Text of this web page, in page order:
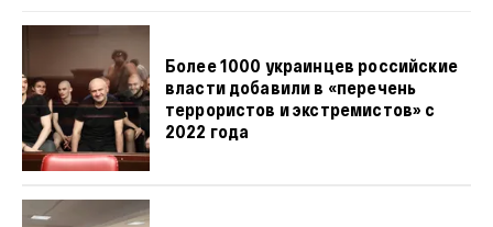
Более 1000 украинцев российские
власти добавили в «перечень
террористов и экстремистов» с
2022 года